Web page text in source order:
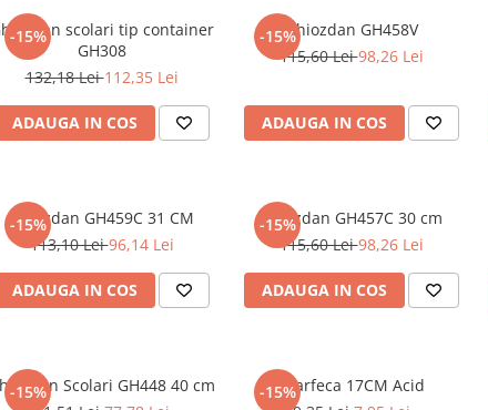
-15%
scolari tip container
GH308
132,18 Lei112,35 Lei
ADAUGA IN COS
-15%Ghiozdan GH458V
115,60 Lei98,26 Lei
ADAUGA IN COS
-15%
Ghiozdan GH459C 31 CM
113,10 Lei96,14 Lei
ADAUGA IN COS
-15%
Ghiozdan GH457C 30 cm
115,60 Lei98,26 Lei
ADAUGA IN COS
-15%
Scolari GH448 40 cm
-15%Foarfeca 17CM Acid